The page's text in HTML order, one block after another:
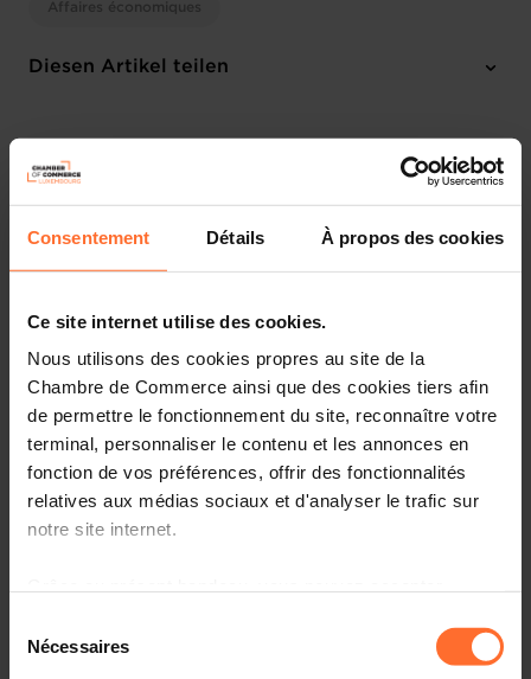
Consentement Détails À propos des cookies
Ce site internet utilise des cookies.
Nous utilisons des cookies propres au site de la
Chambre de Commerce ainsi que des cookies tiers afin
de permettre le fonctionnement du site, reconnaître votre
terminal, personnaliser le contenu et les annonces en
fonction de vos préférences, offrir des fonctionnalités
relatives aux médias sociaux et d'analyser le trafic sur
notre site internet.
à l’exception des cookies strictement nécessaires au
fonctionnement du site. Une description des différents
Nécessaires
Affaires économiques
Diesen Artikel teilen
Longtemps, l’Union européenne a ambitionné de rivaliser
les États-Unis (14.770 milliards) affichaient en effet un
PIB très proche. C’était une réussite que l’on enseignait à